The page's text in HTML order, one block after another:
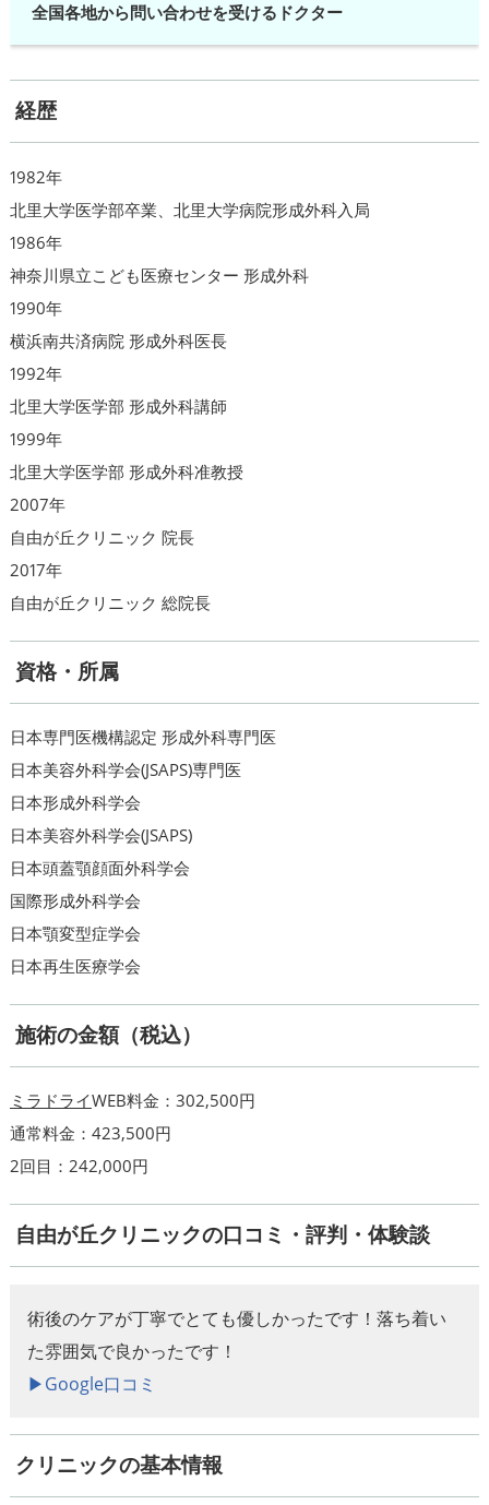
全国各地から問い合わせを受けるドクター
経歴
1982年
北里大学医学部卒業、北里大学病院形成外科入局
1986年
神奈川県立こども医療センター 形成外科
1990年
横浜南共済病院 形成外科医長
1992年
北里大学医学部 形成外科講師
1999年
北里大学医学部 形成外科准教授
2007年
自由が丘クリニック 院長
2017年
自由が丘クリニック 総院長
資格・所属
日本専門医機構認定 形成外科専門医
日本美容外科学会(JSAPS)専門医
日本形成外科学会
日本美容外科学会(JSAPS)
日本頭蓋顎顔面外科学会
国際形成外科学会
日本顎変型症学会
日本再生医療学会
施術の金額（税込）
ミラドライWEB料金：302,500円
通常料金：423,500円
2回目：242,000円
自由が丘クリニックの口コミ・評判・体験談
術後のケアが丁寧でとても優しかったです！落ち着い
た雰囲気で良かったです！
▶︎Google口コミ
クリニックの基本情報